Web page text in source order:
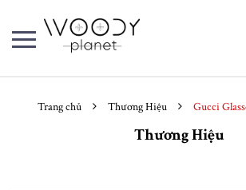
Trang chủ Thương Hiệu Gucci
Thương Hiệu